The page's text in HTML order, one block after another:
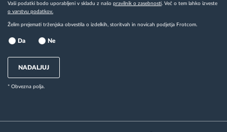
Vaši podatki bodo uporabljeni v skladu z našo pravilnik o zasebnosti . Več o tem lahko izveste
o varstvu podatkov.
Želim prejemati trženjska obvestila o izdelkih, storitvah in novicah podjetja Frotcom.
Da Ne
NADALJUJ
* Obvezna polja.